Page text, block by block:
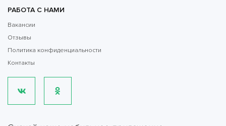
РАБОТА С НАМИ
Вакансии
Отзывы
Политика конфиденциальности
Контакты